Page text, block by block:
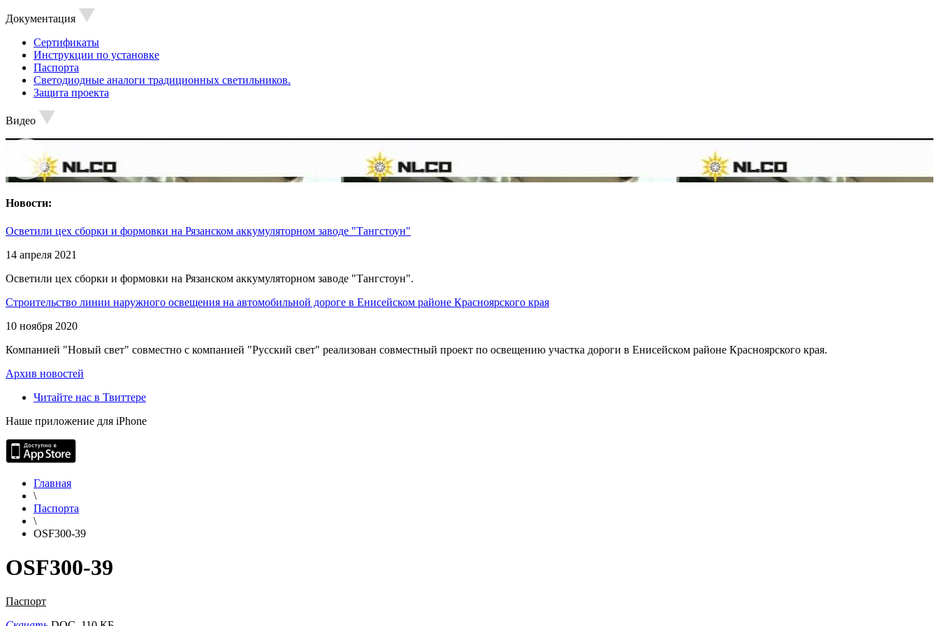
Документация
Сертификаты
Инструкции по установке
Паспорта
Светодиодные аналоги традиционных светильников.
Защита проекта
Видео
Новости:
Осветили цех сборки и формовки на Рязанском аккумуляторном заводе "Тангстоун"
14 апреля 2021
Осветили цех сборки и формовки на Рязанском аккумуляторном заводе "Тангстоун".
Строительство линии наружного освещения на автомобильной дороге в Енисейском районе Красноярского края
10 ноября 2020
Компанией "Новый свет" совместно с компанией "Русский свет" реализован совместный проект по освещению участка дороги в Енисейском районе Красноярского края.
Архив новостей
Читайте нас в Твиттере
Наше приложение для iPhone
Главная
\
Паспорта
\
OSF300-39
OSF300-39
Паспорт